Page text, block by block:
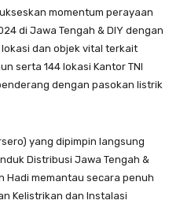
momentum perayaan
di Jawa Tengah & DIY dengan
dan objek vital terkait
serta 144 lokasi Kantor TNI
dengan pasokan listrik
yang dipimpin langsung
Distribusi Jawa Tengah &
Hadi memantau secara penuh
Kelistrikan dan Instalasi